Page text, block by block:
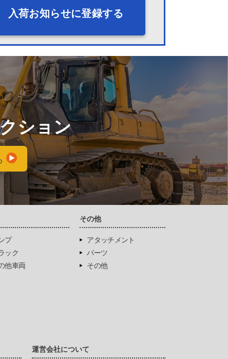
入荷お知らせに登録する
ション
プ
ック
他車両
その他
アタッチメント
パーツ
その他
運営会社について